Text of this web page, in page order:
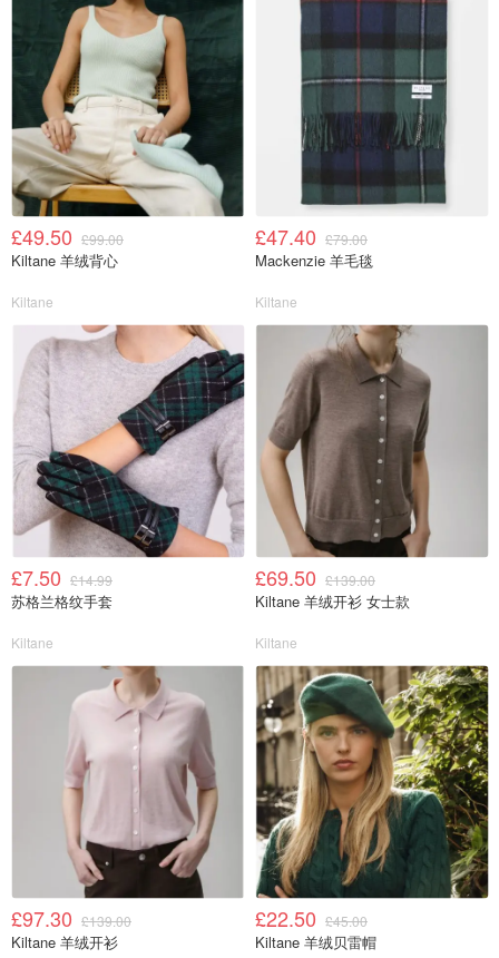
£49.50 £99.00
Kiltane 羊绒背心
Kiltane
£47.40 £79.00
Mackenzie 羊毛毯
Kiltane
£7.50 £14.99
苏格兰格纹手套
Kiltane
£69.50 £139.00
Kiltane 羊绒开衫 女士款
Kiltane
£97.30 £139.00
Kiltane 羊绒开衫
£22.50 £45.00
Kiltane 羊绒贝雷帽